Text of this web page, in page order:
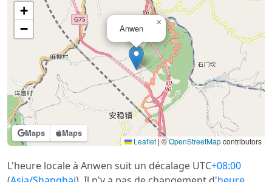
Maps Maps
Anwen
×
+
−
Leaflet | ©OpenStreetMapcontributors
L'heure locale à Anwen suit un décalage UTC+08:00